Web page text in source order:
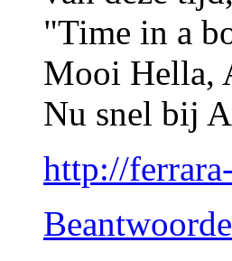
"Time in a
Mooi Hella,
Nu snel bij
http://